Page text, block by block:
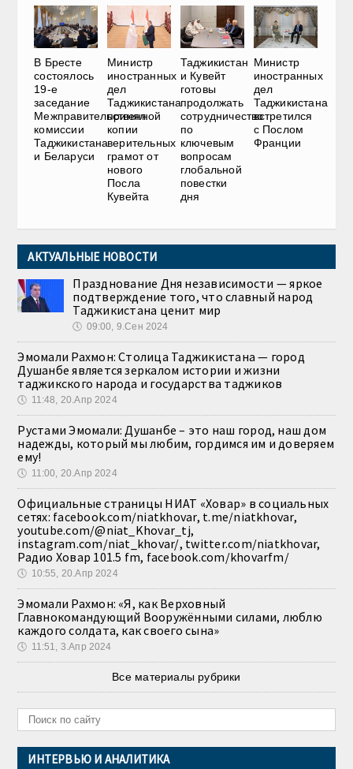
В Бресте
состоялось
19-е
заседание
Межправительственной
комиссии
Таджикистана
и Беларуси
Министр
иностранных
дел
Таджикистана
принял
копии
верительных
грамот от
нового
Посла
Кувейта
Таджикистан
и Кувейт
готовы
продолжать
сотрудничество
по
ключевым
вопросам
глобальной
повестки
дня
Министр
иностранных
дел
Таджикистана
встретился
с Послом
Франции
АКТУАЛЬНЫЕ НОВОСТИ
Празднование Дня независимости — яркое
подтверждение того, что славный народ
Таджикистана ценит мир
🕔 09:00, 9.Сен 2024
Эмомали Рахмон: Столица Таджикистана — город
Душанбе является зеркалом истории и жизни
таджикского народа и государства таджиков
🕔 11:48, 20.Апр 2024
Рустами Эмомали: Душанбе – это наш город, наш дом
надежды, который мы любим, гордимся им и доверяем
ему!
🕔 11:00, 20.Апр 2024
Официальные страницы НИАТ «Ховар» в социальных
сетях: facebook.com/niatkhovar, t.me/niatkhovar,
youtube.com/@niat_Khovar_tj,
instagram.com/niat_khovar/, twitter.com/niatkhovar,
Радио Ховар 101.5 fm, facebook.com/khovarfm/
🕔 10:55, 20.Апр 2024
Эмомали Рахмон: «Я, как Верховный
Главнокомандующий Вооружёнными силами, люблю
каждого солдата, как своего сына»
🕔 11:51, 3.Апр 2024
Все материалы рубрики
ИНТЕРВЬЮ И АНАЛИТИКА